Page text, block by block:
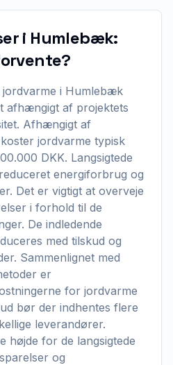
i Humlebæk:
jordvarme i Humlebæk
afhængigt af projektets
Afhængigt af
jordvarme typisk
DKK. Langsigtede
energiforbrug og
Det er vigtigt at overveje
i forhold til de
De indledende
med tilskud og
Sammenlignet med
er
for jordvarme
bør der indhentes flere
leverandører.
højde for de langsigtede
og